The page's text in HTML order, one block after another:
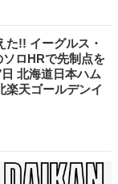
た!! イーグルス・
ロHRで先制点を
北海道日本ハム
楽天ゴールデンイ